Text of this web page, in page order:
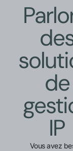
de
IP
Vous avez